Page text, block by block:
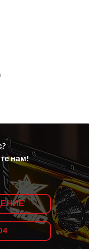
нам!